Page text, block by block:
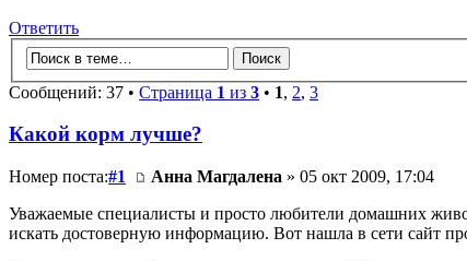
Ответить
Сообщений: 37 • Страница 1 из 3 • 1, 2, 3
Какой корм лучше?
Номер поста:#1 Анна Магдалена » 05 окт 2009, 17:04
Уважаемые специалисты и просто любители домашних
искать достоверную информацию. Вот нашла в сети сайт